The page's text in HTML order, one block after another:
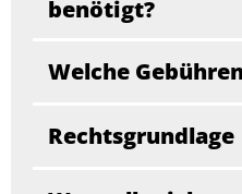
benötigt?
Welche
Rechtsgrundlage